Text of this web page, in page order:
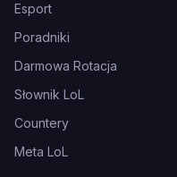
Esport
Poradniki
Darmowa Rotacja
Słownik LoL
Countery
Meta LoL